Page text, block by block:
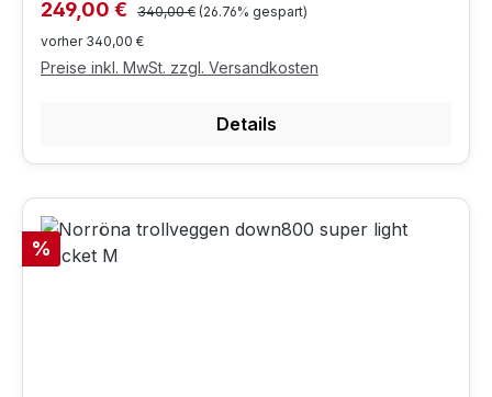
Verkaufspreis:
249,00 € Regulärer Preis:
340,00 € (26.76% gespart)
vorher 340,00 €
Preise inkl. MwSt. zzgl. Versandkosten
Details
Rabatt
%